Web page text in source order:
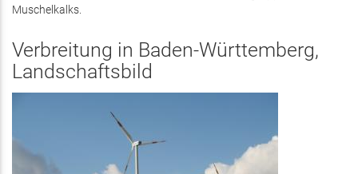
Muschelkalks.
Verbreitung in Baden-Württemberg,
Landschaftsbild